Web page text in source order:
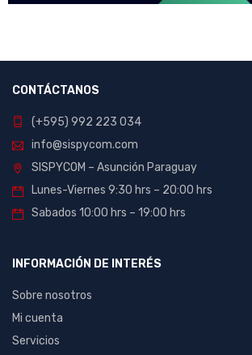
CONTÁCTANOS
(+595) 992 223 034
info@sispycom.com
SISPYCOM – Asunción Paraguay
Lunes-Viernes 9:30 hrs – 20:00 hrs
Sabados 10:00 hrs – 19:00 hrs
INFORMACIÓN DE INTERÉS
Sobre nosotros
Mi cuenta
Servicios